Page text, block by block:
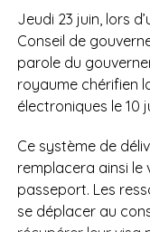
Jeudi 23 juin, lors
Conseil de
parole du
royaume chérifien
électroniques le 10
Ce système de
remplacera ainsi le
passeport. Les
se déplacer au